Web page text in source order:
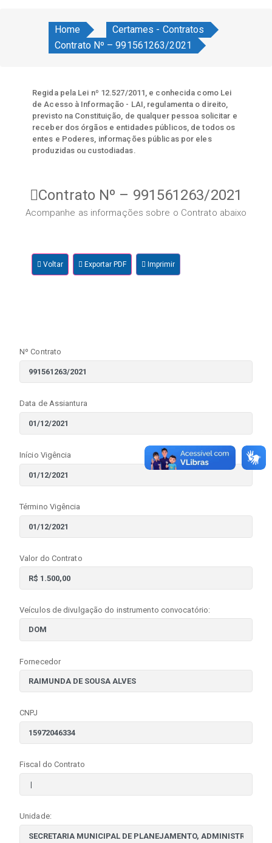
Home
Certames - Contratos
Contrato Nº – 991561263/2021
Regida pela Lei nº 12.527/2011, e conhecida como Lei
de Acesso à Informação - LAI, regulamenta o direito,
previsto na Constituição, de qualquer pessoa solicitar e
receber dos órgãos e entidades públicos, de todos os
entes e Poderes, informações públicas por eles
produzidas ou custodiadas.
Contrato Nº – 991561263/2021
Acompanhe as informações sobre o Contrato abaixo
Voltar Exportar PDF Imprimir
Nº Contrato
Data de Assiantura
Início Vigência
Término Vigência
Valor do Contrato
Veículos de divulgação do instrumento convocatório:
Fornecedor
CNPJ
Fiscal do Contrato
Unidade: